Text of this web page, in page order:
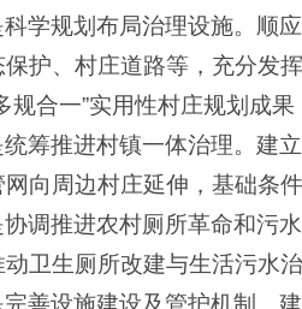
科学规划布局治理设施。顺
护、村庄道路等，充分发
规合一”实用性村庄规划成
统筹推进村镇一体治理。建
网向周边村庄延伸，基础条
协调推进农村厕所革命和污
动卫生厕所改建与生活污水
完善设施建设及管护机制。